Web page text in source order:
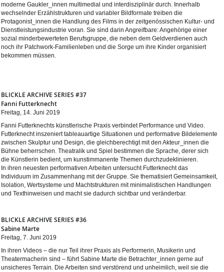
moderne Gaukler_innen multimedial und interdisziplinär durch. Innerhalb
wechselnder Erzählstrukturen und variabler Bildformate treiben die
Protagonist_innen die Handlung des Films in der zeitgenössischen Kultur- und
Dienstleistungsindustrie voran. Sie sind darin Angreifbare: Angehörige einer
sozial minderbewerteten Berufsgruppe, die neben dem Geldverdienen auch
noch ihr Patchwork-Familienleben und die Sorge um ihre Kinder organisiert
bekommen müssen.
BLICKLE ARCHIVE SERIES #37
Fanni Futterknecht
Freitag, 14. Juni 2019
Fanni Futterknechts künstlerische Praxis verbindet Performance und Video.
Futterknecht inszeniert tableauartige Situationen und performative Bildelemente
zwischen Skulptur und Design, die gleichberechtigt mit den Akteur_innen die
Bühne beherrschen. Theatralik und Spiel bestimmen die Sprache, derer sich
die Künstlerin bedient, um kunstimmanente Themen durchzudeklinieren.
In ihren neuesten performativen Arbeiten untersucht Futterknecht das
Individuum im Zusammenhang mit der Gruppe. Sie thematisiert Gemeinsamkeit,
Isolation, Wertsysteme und Machtstrukturen mit minimalistischen Handlungen
und Texthinweisen und macht sie dadurch sichtbar und veränderbar.
BLICKLE ARCHIVE SERIES #36
Sabine Marte
Freitag, 7. Juni 2019
In ihren Videos – die nur Teil ihrer Praxis als Performerin, Musikerin und
Theatermacherin sind – führt Sabine Marte die Betrachter_innen gerne auf
unsicheres Terrain. Die Arbeiten sind verstörend und unheimlich, weil sie die